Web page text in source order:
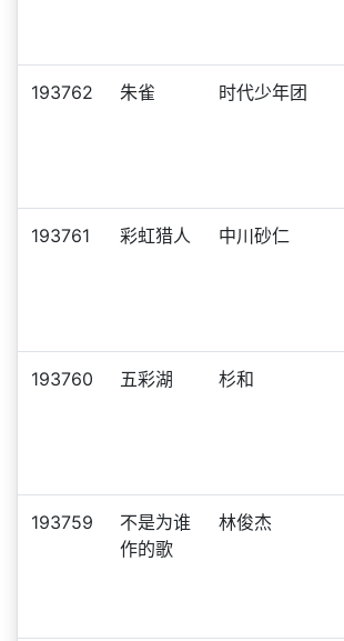
193762 朱雀 时代少年团
193761 彩虹猎人 中川砂仁
193760 五彩湖 杉和
193759
不是为谁
作的歌
林俊杰